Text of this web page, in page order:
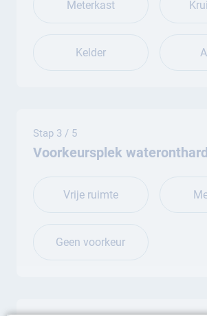
Meterkast
Kelder
Voorkeursplek
Vrije ruimte
Geen voorkeur
Stap 3 / 5